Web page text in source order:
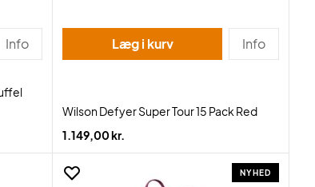
Info Læg i kurv Info
Wilson Defyer Super Tour 15 Pack Red
1.149,00 kr.
NYHED